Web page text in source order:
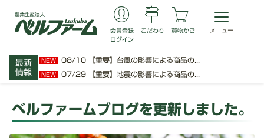
最新
情報
NEW 08/10 【重要】台風の影響による商品の...
NEW 07/29 【重要】地震の影響による商品の...
会員登録
ログイン
こだわり 買物かご
ベルファームブログを更新しました。